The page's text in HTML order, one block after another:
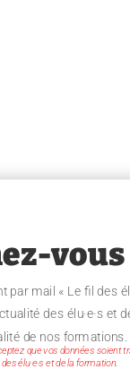
vous
mail « Le fil des
des élu·e·s et
de nos formations.
que vos données soient
élu·e·s et de la formation.